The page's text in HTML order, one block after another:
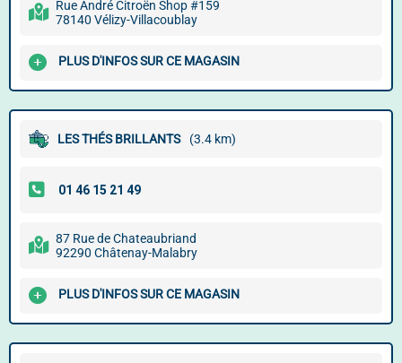
Rue André Citroën Shop #159
78140 Vélizy-Villacoublay
PLUS D'INFOS SUR CE MAGASIN
LES THÉS BRILLANTS (3.4 km)
87 Rue de Chateaubriand
92290 Châtenay-Malabry
PLUS D'INFOS SUR CE MAGASIN